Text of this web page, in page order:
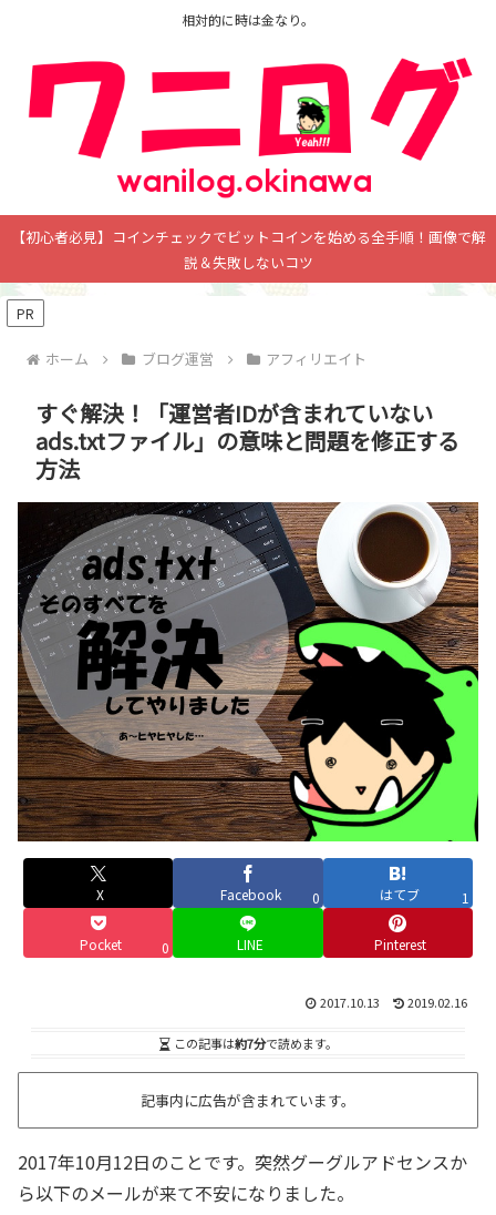
相対的に時は金なり。
【初心者必見】コインチェックでビットコインを始める全手順！画像で解
説＆失敗しないコツ
PR
ホーム ブログ運営 アフィリエイト
すぐ解決！「運営者IDが含まれていない
ads.txtファイル」の意味と問題を修正する
方法
X Facebook 0 はてブ 1
Pocket 0 LINE Pinterest
2017.10.13 2019.02.16
この記事は約7分で読めます。
記事内に広告が含まれています。
2017年10月12日のことです。突然グーグルアドセンスか
ら以下のメールが来て不安になりました。